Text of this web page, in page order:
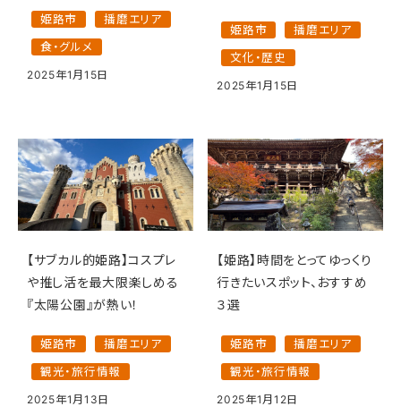
姫路市 播磨エリア
食・グルメ
2025年1月15日
姫路市 播磨エリア
文化・歴史
2025年1月15日
【サブカル的姫路】コスプレ
や推し活を最大限楽しめる
『太陽公園』が熱い！
姫路市 播磨エリア
観光・旅行情報
2025年1月13日
【姫路】時間をとってゆっくり
行きたいスポット、おすすめ
３選
姫路市 播磨エリア
観光・旅行情報
2025年1月12日